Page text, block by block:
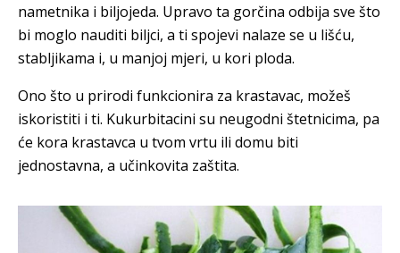
nametnika i biljojeda. Upravo ta gorčina odbija sve što
bi moglo nauditi biljci, a ti spojevi nalaze se u lišću,
stabljikama i, u manjoj mjeri, u kori ploda.
Ono što u prirodi funkcionira za krastavac, možeš
iskoristiti i ti. Kukurbitacini su neugodni štetnicima, pa
će kora krastavca u tvom vrtu ili domu biti
jednostavna, a učinkovita zaštita.